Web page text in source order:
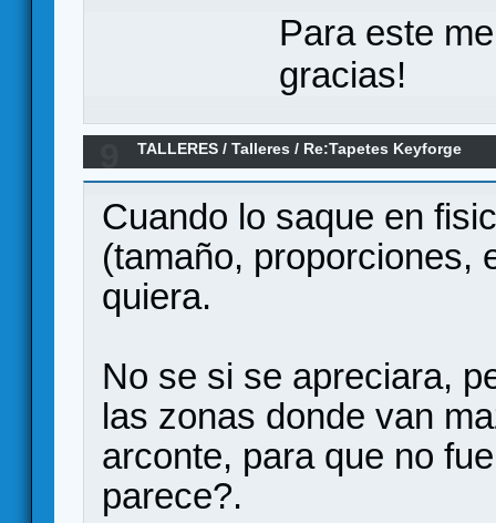
Para este
gracias!
TALLERES /Talleres / Re:Tapetes Keyforge
Cuando lo saque en
(tamaño, proporciones,
quiera.
No se si se apreciara,
las zonas donde van
arconte, para que no
parece?.